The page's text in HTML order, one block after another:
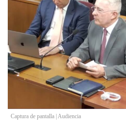
Captura de pantalla | Audiencia